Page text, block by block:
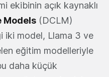
ekibinin açık kaynaklı
Models (DCLM)
iki model, Llama 3 ve
eğitim modelleriyle
daha küçük